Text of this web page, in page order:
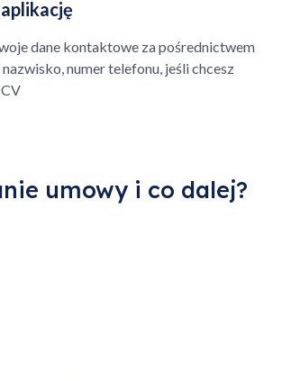
własnym zakresie.
Dodatkowo płatna
kilometrówka, ponad
dane kontaktowe za pośrednictwem
numer telefonu, jeśli chcesz
umowy i co dalej?
Przejdź do koszyka